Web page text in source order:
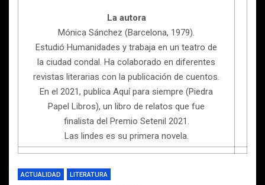
La autora
Mónica Sánchez (Barcelona, 1979).
Estudió Humanidades y trabaja en un teatro de
la ciudad condal. Ha colaborado en diferentes
revistas literarias con la publicación de cuentos.
En el 2021, publica Aquí para siempre (Piedra
Papel Libros), un libro de relatos que fue
finalista del Premio Setenil 2021.
Las lindes es su primera novela.
ACTUALIDAD LITERATURA